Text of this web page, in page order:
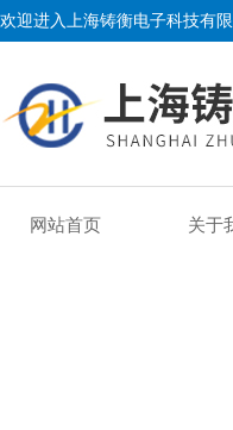
欢迎进入上海铸衡电子科技有限
网站首页 关于